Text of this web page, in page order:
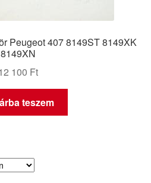
Peugeot 407 8149ST 8149XK
8149XN
100 Ft
teszem